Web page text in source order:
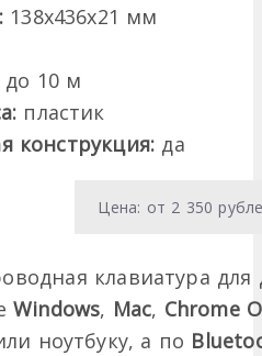
138х436х21 мм
до 10 м
пластик
конструкция: да
Цена: от 2 350
клавиатура
Windows, Mac, Chrome
ноутбуку, а по